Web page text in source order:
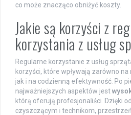
co może znacząco obniżyć koszty.
Jakie są korzyści z
korzystania z usług
Regularne korzystanie z usług
korzyści, które wpływają zarówno
jak i na codzienną efektywność. Po
najważniejszych aspektów jest
którą oferują profesjonaliści. Dzięki
czyszczącym i technikom,